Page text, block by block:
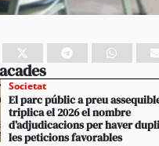
Societat
El parc públic a preu
triplica el 2026 el nombre
d’adjudicacions per haver
les peticions favorables